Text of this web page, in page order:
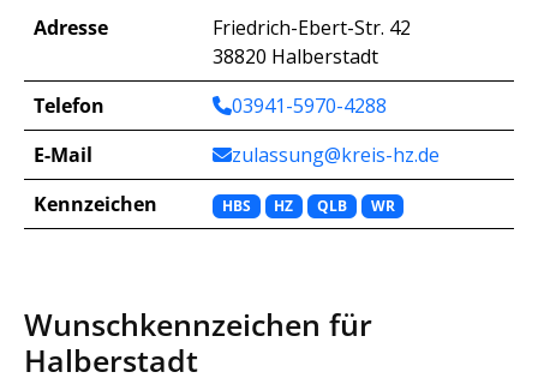
Adresse
Friedrich-Ebert-Str. 42
38820 Halberstadt
Telefon
03941-5970-4288
E-Mail
zulassung@kreis-hz.de
Kennzeichen
HBS HZ QLB WR
Wunschkennzeichen für
Halberstadt